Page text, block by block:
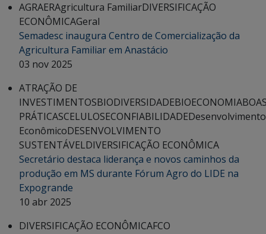
AGRAERAgricultura FamiliarDIVERSIFICAÇÃO
ECONÔMICAGeral
Semadesc inaugura Centro de Comercialização da
Agricultura Familiar em Anastácio
03 nov 2025
ATRAÇÃO DE
INVESTIMENTOSBIODIVERSIDADEBIOECONOMIA
PRÁTICASCELULOSECONFIABILIDADEDesenvolvimento
EconômicoDESENVOLVIMENTO
SUSTENTÁVELDIVERSIFICAÇÃO ECONÔMICA
Secretário destaca liderança e novos caminhos da
produção em MS durante Fórum Agro do LIDE na
Expogrande
10 abr 2025
DIVERSIFICAÇÃO ECONÔMICAFCO